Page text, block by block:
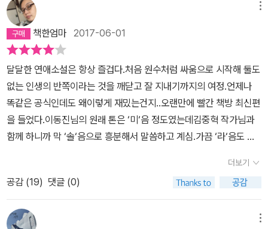
책한엄마 2017-06-01
달달한 연애소설은 항상 즐겁다.처음 원수처럼 싸움으로 시작해 둘도
없는 인생의 반쪽이라는 것을 깨닫고 잘 지내기까지의 여정.언제나
똑같은 공식인데도 왜이렇게 재밌는건지..오랜만에 빨간 책방 최신편
을 들었다.이동진님의 원래 톤은 ‘미‘음 정도였는데김중혁 작가님과
함께 하니까 막 ‘솔‘음으로 흥분해서 말씀하고 계심.가끔 ‘라‘음도 나
다.˝꼰대˝꼰대에 대한 얘길 듣고 딱 내 이야기같았다.난 생래적 꼰대
다.그러니까 이제 좀 꼰대기질 좀 버리고 싶다.내가 어릴 때부터 만들
었던 고정관념을 깨고 좀 더 자유와 일탈을 만끽하고 싶다.이런 내 욕
망이 이 책과 만난 것 같다.처음 유부녀라는 말로 레오에게 상처를 준
더보기
공감 (19) 댓글 (0)